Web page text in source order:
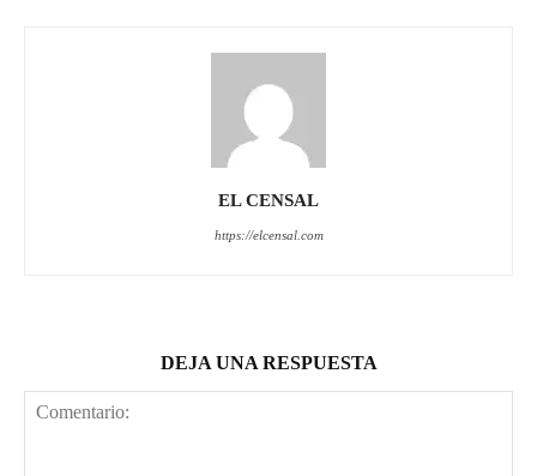
EL CENSAL
https://elcensal.com
DEJA UNA RESPUESTA